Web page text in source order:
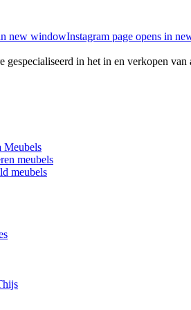
new windowInstagram page opens in
gespecialiseerd in het in en verkopen
Meubels
meubels
meubels